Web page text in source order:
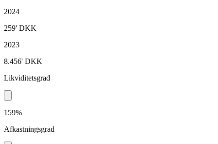
2024
259' DKK
2023
8.456' DKK
Likviditetsgrad
159%
Afkastningsgrad